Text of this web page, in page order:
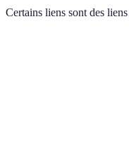
Certains liens sont des